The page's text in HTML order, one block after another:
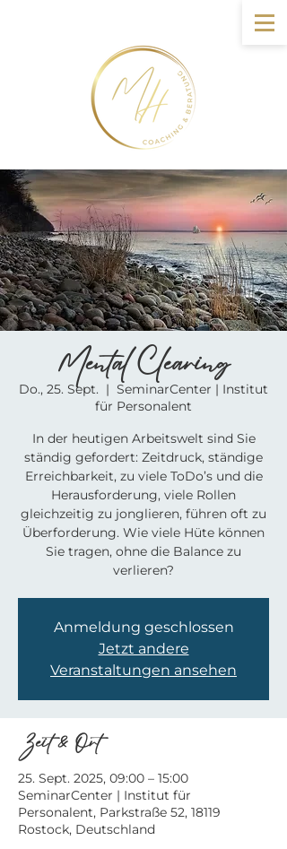
Mental Clearing
Do., 25. Sept.
  |
SeminarCenter | Institut
für Personalent
In der heutigen Arbeitswelt sind Sie
ständig gefordert: Zeitdruck, ständige
Erreichbarkeit, zu viele ToDo’s und die
Herausforderung, viele Rollen
gleichzeitig zu jonglieren, führen oft zu
Überforderung. Wie viele Hüte können
Sie tragen, ohne die Balance zu
verlieren?
Anmeldung geschlossen
Jetzt andere
Veranstaltungen ansehen
Zeit & Ort
25. Sept. 2025, 09:00 – 15:00
SeminarCenter | Institut für
Personalent, Parkstraße 52, 18119
Rostock, Deutschland